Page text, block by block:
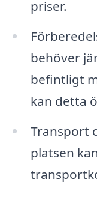
priser.
behöver
befintligt
kan detta
Transport
platsen